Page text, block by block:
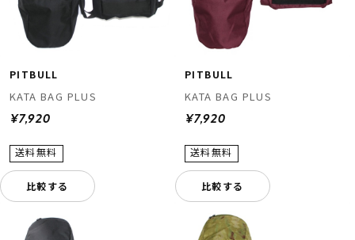
ムラサキスポーツ 公式アプリ
ポイント・クーポンもこのアプリで！
PITBULL
KATA BAG PLUS
¥7,920
比較する
PITBULL
KATA BAG PLUS
¥7,920
比較する